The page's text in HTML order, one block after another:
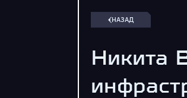
НАЗАД
Никита